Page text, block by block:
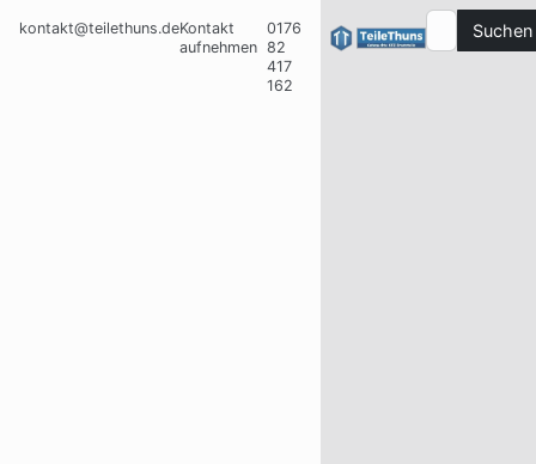
kontakt@teilethuns.deKontakt
aufnehmen
0176
82
417
162
Suchen